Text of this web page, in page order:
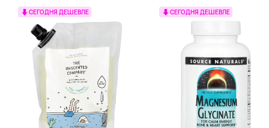
СЕГОДНЯ ДЕШЕВЛЕ СЕГОДНЯ ДЕШЕВЛЕ